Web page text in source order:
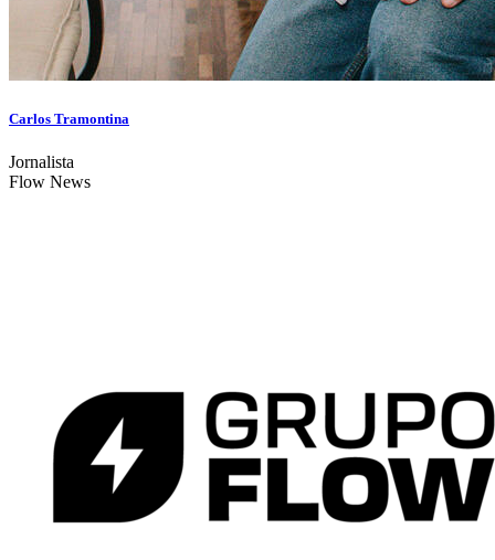
Carlos Tramontina
Jornalista
Flow News